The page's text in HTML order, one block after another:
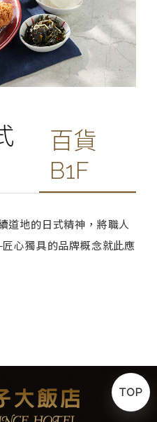
百貨
B1F
道地的日式精神，將職人
心獨具的品牌概念就此應
TOP